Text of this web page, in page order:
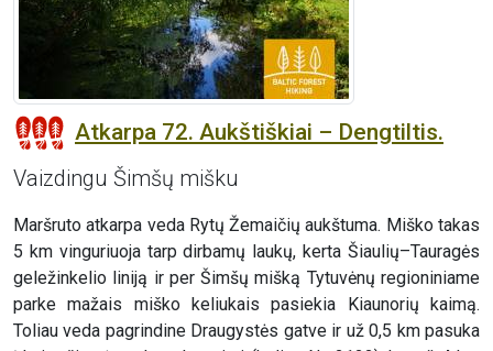
Atkarpa 72. Aukštiškiai – Dengtiltis.
Vaizdingu Šimšų mišku
Maršruto atkarpa veda Rytų Žemaičių aukštuma. Miško takas
5 km vinguriuoja tarp dirbamų laukų, kerta Šiaulių–Tauragės
geležinkelio liniją ir per Šimšų mišką Tytuvėnų regioniniame
parke mažais miško keliukais pasiekia Kiaunorių kaimą.
Toliau veda pagrindine Draugystės gatve ir už 0,5 km pasuka